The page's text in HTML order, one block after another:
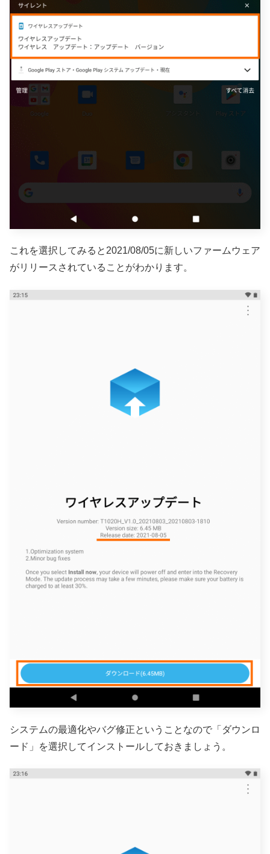
これを選択してみると2021/08/05に新しいファームウェア
がリリースされていることがわかります。
システムの最適化やバグ修正ということなので「ダウンロ
ード」を選択してインストールしておきましょう。